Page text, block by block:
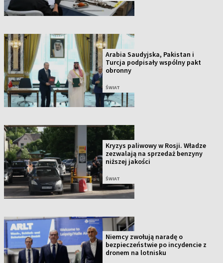
Arabia Saudyjska, Pakistan i
Turcja podpisały wspólny pakt
obronny
ŚWIAT
Kryzys paliwowy w Rosji. Władze
zezwalają na sprzedaż benzyny
niższej jakości
ŚWIAT
Niemcy zwołują naradę o
bezpieczeństwie po incydencie z
dronem na lotnisku